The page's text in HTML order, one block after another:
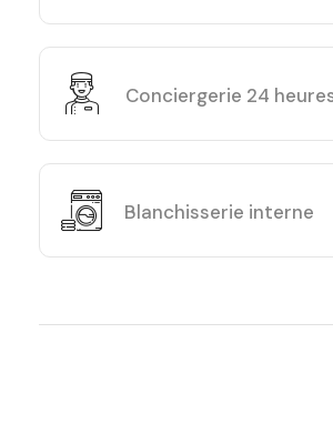
Conciergerie 24
Blanchisserie interne